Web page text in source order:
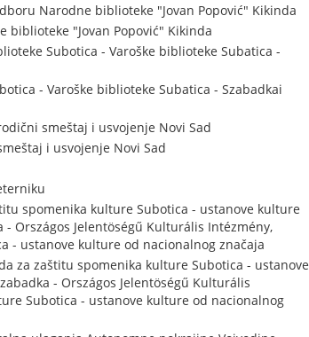
Narodne biblioteke "Jovan Popović" Kikinda
"Jovan Popović" Kikinda
Subotica - Varoške biblioteke Subatica -
- Varoške biblioteke Subatica - Szabadkai
smeštaj i usvojenje Novi Sad
i usvojenje Novi Sad
spomenika kulture Subotica - ustanove kulture
Országos Jelentöségű Kulturális Intézmény,
- ustanove kulture od nacionalnog značaja
za zaštitu spomenika kulture Subotica - ustanove
- Országos Jelentöségű Kulturális
Subotica - ustanove kulture od nacionalnog